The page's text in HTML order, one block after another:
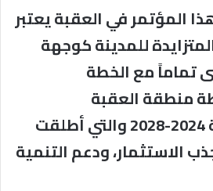
المؤتمر في العقبة يعتبر
للمدينة كوجهة
تماماً مع الخطة
منطقة العقبة
الاقتصادية الخاصة 2024-2028 والتي أطلقت
الاستثمار، ودعم التنمية